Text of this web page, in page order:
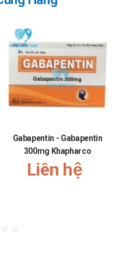
hệ tiêu hóa. Tránh sử dụng
acid như cam, chanh, dứa,
có thể gây kích ứng niêm
đồ ăn cay, nhiều dầu mỡ
cơ làm tăng tiết acid.
duy trì bữa ăn nhẹ, đều đặn
Gabapentin - Gabapentin
300mg Khapharco
Liên hệ